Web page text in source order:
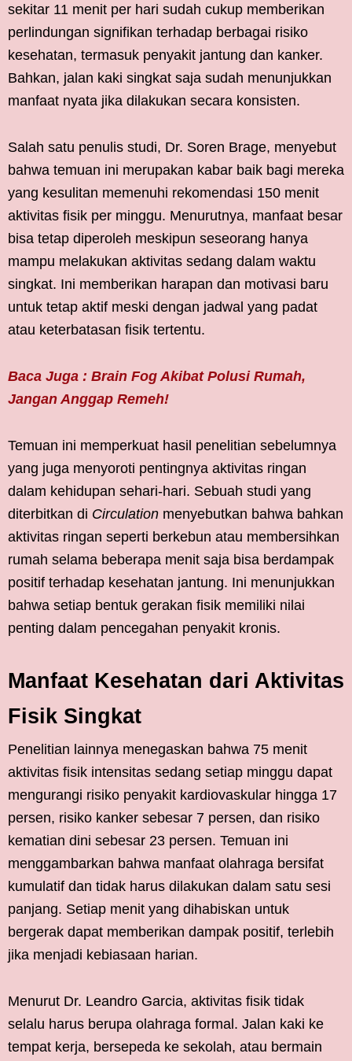
sekitar 11 menit per hari sudah cukup memberikan
perlindungan signifikan terhadap berbagai risiko
kesehatan, termasuk penyakit jantung dan kanker.
Bahkan, jalan kaki singkat saja sudah menunjukkan
manfaat nyata jika dilakukan secara konsisten.
Salah satu penulis studi, Dr. Soren Brage, menyebut
bahwa temuan ini merupakan kabar baik bagi mereka
yang kesulitan memenuhi rekomendasi 150 menit
aktivitas fisik per minggu. Menurutnya, manfaat besar
bisa tetap diperoleh meskipun seseorang hanya
mampu melakukan aktivitas sedang dalam waktu
singkat. Ini memberikan harapan dan motivasi baru
untuk tetap aktif meski dengan jadwal yang padat
atau keterbatasan fisik tertentu.
Baca Juga : Brain Fog Akibat Polusi Rumah,
Jangan Anggap Remeh!
Temuan ini memperkuat hasil penelitian sebelumnya
yang juga menyoroti pentingnya aktivitas ringan
dalam kehidupan sehari-hari. Sebuah studi yang
diterbitkan di Circulation menyebutkan bahwa bahkan
aktivitas ringan seperti berkebun atau membersihkan
rumah selama beberapa menit saja bisa berdampak
positif terhadap kesehatan jantung. Ini menunjukkan
bahwa setiap bentuk gerakan fisik memiliki nilai
penting dalam pencegahan penyakit kronis.
Manfaat Kesehatan dari Aktivitas
Fisik Singkat
Penelitian lainnya menegaskan bahwa 75 menit
aktivitas fisik intensitas sedang setiap minggu dapat
mengurangi risiko penyakit kardiovaskular hingga 17
persen, risiko kanker sebesar 7 persen, dan risiko
kematian dini sebesar 23 persen. Temuan ini
menggambarkan bahwa manfaat olahraga bersifat
kumulatif dan tidak harus dilakukan dalam satu sesi
panjang. Setiap menit yang dihabiskan untuk
bergerak dapat memberikan dampak positif, terlebih
jika menjadi kebiasaan harian.
Menurut Dr. Leandro Garcia, aktivitas fisik tidak
selalu harus berupa olahraga formal. Jalan kaki ke
tempat kerja, bersepeda ke sekolah, atau bermain